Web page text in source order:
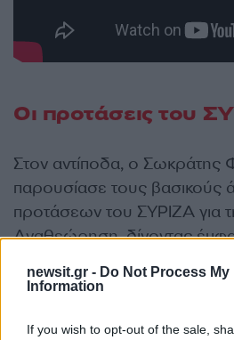
newsit.gr - Do Not Process My
Information
If you wish to opt-out of the sale,
Οι προτάσεις του
Στον αντίποδα, ο Σωκράτης
παρουσίασε τους βασικούς
προτάσεων του ΣΥΡΙΖΑ για
Αναθεώρηση, δίνοντας
δικαίου, στα κοινωνικά
αγαθά, στην ενίσχυση της